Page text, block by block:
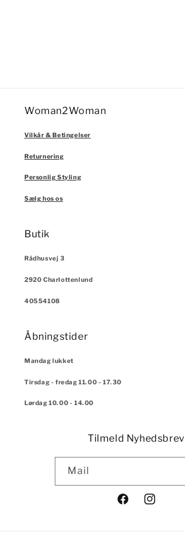
Woman2Woman
Vilkår & Betingelser
Returnering
Personlig Styling
Sælg hos os
Butik
Rådhusvej 3
2920 Charlottenlund
40554108
Åbningstider
Mandag lukket
Tirsdag - fredag 11.00 - 17.30
Lørdag 10.00 - 14.00
Tilmeld Nyhedsbrev
Mail
FacebookInstagram